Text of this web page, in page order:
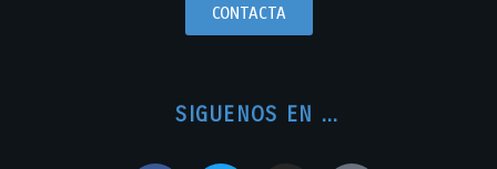
CONTACTA
SIGUENOS EN ...